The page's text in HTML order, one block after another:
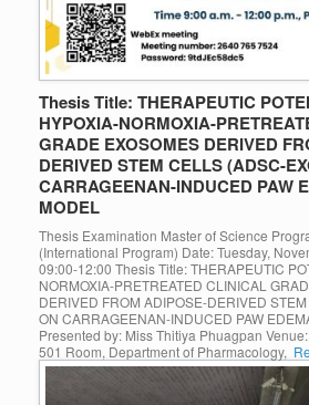
Thesis Title: THERAPEUTIC
HYPOXIA-NORMOXIA-
GRADE EXOSOMES DERIVED
DERIVED STEM CELLS (ADSC-
CARRAGEENAN-INDUCED PAW
MODEL
Thesis Examination Master of Science
(International Program) Date: Tuesday,
09:00-12:00 Thesis Title: THERAPEUTIC
NORMOXIA-PRETREATED CLINICAL
DERIVED FROM ADIPOSE-DERIVED
ON CARRAGEENAN-INDUCED PAW
Presented by: Miss Thitiya Phuagpan
501 Room, Department of Pharmacology,